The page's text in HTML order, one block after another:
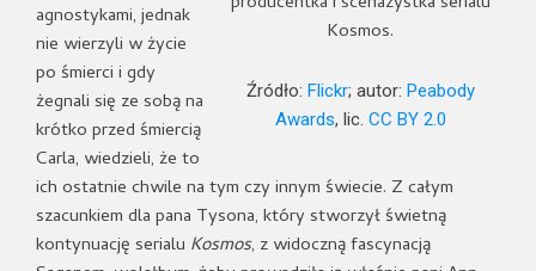
Kosmos.
Źródło: Flickr; autor: Peabody
Awards, lic. CC BY 2.0
agnostykami, jednak
nie wierzyli w życie
po śmierci i gdy
żegnali się ze sobą na
krótko przed śmiercią
Carla, wiedzieli, że to
ich ostatnie chwile na tym czy innym świecie. Z całym
szacunkiem dla pana Tysona, który stworzył świetną
kontynuację serialu Kosmos, z widoczną fascynacją